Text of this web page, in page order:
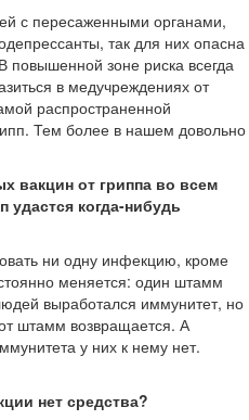
с пересаженными органами,
так для них опасна
зоне риска всегда
в медучреждениях от
распространенной
Тем более в нашем довольно
вакцин от гриппа во всем
когда-нибудь
ни одну инфекцию, кроме
меняется: один штамм
выработался иммунитет, но
штамм возвращается. А
у них к нему нет.
нет средства?